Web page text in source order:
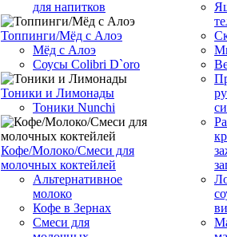
для напитков
Топпинги/Мёд с Алоэ
Мёд с Алоэ
Соусы Colibri D`oro
Тоники и Лимонады
Тоники Nunchi
Кофе/Молоко/Смеси для
молочных коктейлей
Альтернативное
молоко
Кофе в Зернах
Смеси для